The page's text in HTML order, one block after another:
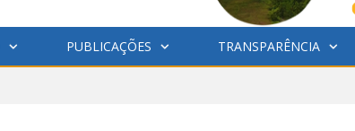
PUBLICAÇÕES TRANSPARÊNCIA